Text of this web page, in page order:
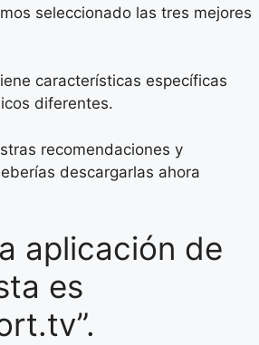
seleccionado las tres mejores
características específicas
diferentes.
recomendaciones y
descargarlas ahora
aplicación de
es